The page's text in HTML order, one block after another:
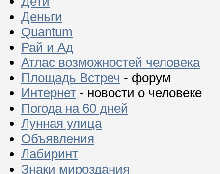
Деньги
Quantum
Рай и Ад
Атлас возможностей человека
Площадь Встреч - форум
Интернет - новости о человеке
Погода на 60 дней
Лунная улица
Объявления
Лабиринт
Знаки мироздания